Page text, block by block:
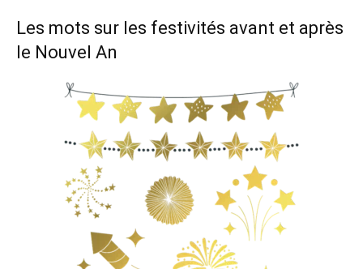
Les mots sur les festivités avant et après
le Nouvel An